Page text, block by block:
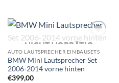
Zu
Wunschliste
hinzufügen
NICHT VORRÄTIG
AUTO LAUTSPRECHER EINBAUSETS
BMW Mini Lautsprecher Set
2006-2014 vorne hinten
€399,00